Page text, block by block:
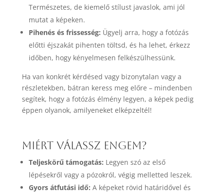
Természetes, de kiemelő stílust javaslok, ami jól
mutat a képeken.
Pihenés és frissesség: Ügyelj arra, hogy a fotózás
előtti éjszakát pihenten töltsd, és ha lehet, érkezz
időben, hogy kényelmesen felkészülhessünk.
Ha van konkrét kérdésed vagy bizonytalan vagy a
részletekben, bátran keress meg előre – mindenben
segítek, hogy a fotózás élmény legyen, a képek pedig
éppen olyanok, amilyeneket elképzeltél!
Miért válassz engem?
Teljeskörű támogatás: Legyen szó az első
lépésekről vagy a pózokról, végig melletted leszek.
Gyors átfutási idő: A képeket rövid határidővel és